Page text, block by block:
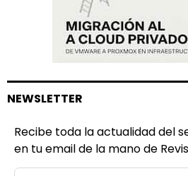
NEWSLETTER
Recibe toda la actualidad del
en tu email de la mano de